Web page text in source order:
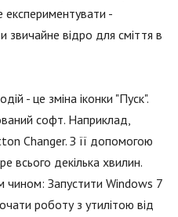
експериментувати -
звичайне відро для сміття в
- це зміна іконки "Пуск".
софт. Наприклад,
Changer. З її допомогою
всього декілька хвилин.
чином: Запустити Windows 7
роботу з утилітою від